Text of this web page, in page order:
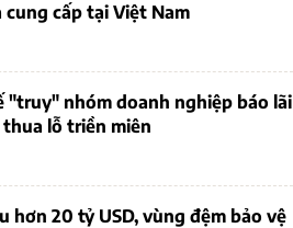
cung cấp tại Việt Nam
"truy" nhóm doanh nghiệp báo lãi
thua lỗ triền miên
hơn 20 tỷ USD, vùng đệm bảo vệ